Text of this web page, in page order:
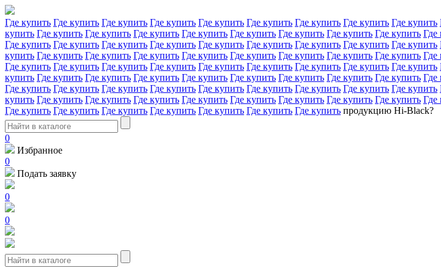
Где купить Где купить Где купить Где купить Где купить Где купить Где купить Где купить Где купить
купить Где купить Где купить Где купить Где купить Где купить Где купить Где купить Где купить Где
Где купить Где купить Где купить Где купить Где купить Где купить Где купить Где купить Где купить
купить Где купить Где купить Где купить Где купить Где купить Где купить Где купить Где купить Где
Где купить Где купить Где купить Где купить Где купить Где купить Где купить Где купить Где купить
купить Где купить Где купить Где купить Где купить Где купить Где купить Где купить Где купить Где
Где купить Где купить Где купить Где купить Где купить Где купить Где купить Где купить Где купить
купить Где купить Где купить Где купить Где купить Где купить Где купить Где купить Где купить Где
Где купить Где купить Где купить Где купить Где купить Где купить Где купить продукцию Hi-Black?
0
Избранное
0
Подать заявку
0
0